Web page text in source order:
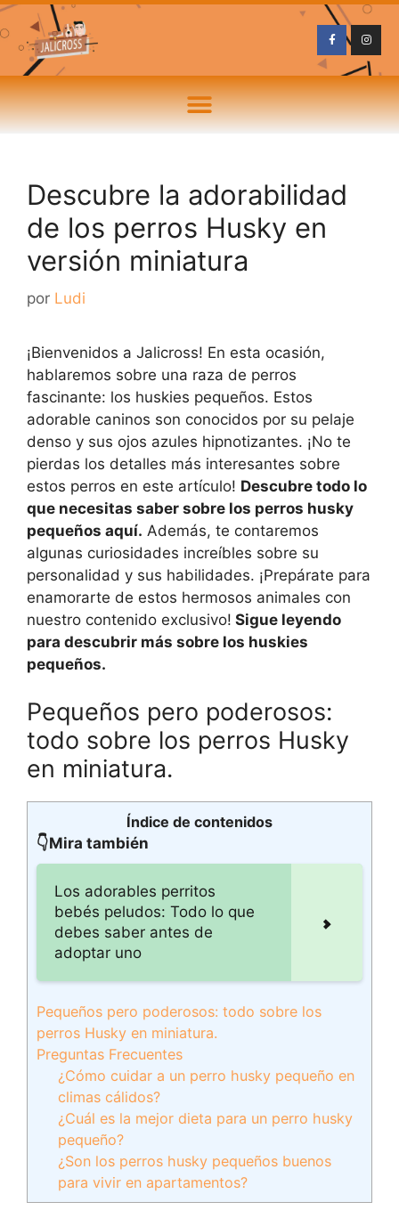
Descubre la adorabilidad
de los perros Husky en
versión miniatura
por Ludi
¡Bienvenidos a Jalicross! En esta ocasión,
hablaremos sobre una raza de perros
fascinante: los huskies pequeños. Estos
adorable caninos son conocidos por su pelaje
denso y sus ojos azules hipnotizantes. ¡No te
pierdas los detalles más interesantes sobre
estos perros en este artículo! Descubre todo lo
que necesitas saber sobre los perros husky
pequeños aquí. Además, te contaremos
algunas curiosidades increíbles sobre su
personalidad y sus habilidades. ¡Prepárate para
enamorarte de estos hermosos animales con
nuestro contenido exclusivo! Sigue leyendo
para descubrir más sobre los huskies
pequeños.
Pequeños pero poderosos:
todo sobre los perros Husky
en miniatura.
Índice de contenidos
👇Mira también
Los adorables perritos
bebés peludos: Todo lo que
debes saber antes de
adoptar uno
Pequeños pero poderosos: todo sobre los
perros Husky en miniatura.
Preguntas Frecuentes
¿Cómo cuidar a un perro husky pequeño en
climas cálidos?
¿Cuál es la mejor dieta para un perro husky
pequeño?
¿Son los perros husky pequeños buenos
para vivir en apartamentos?